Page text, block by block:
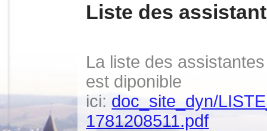
Liste des
La liste des
est diponible
ici: doc_site_dyn/
1781208511.pdf